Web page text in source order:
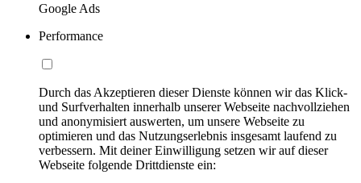
Google Ads
Performance
Durch das Akzeptieren dieser Dienste können wir das Klick-
und Surfverhalten innerhalb unserer Webseite nachvollziehen
und anonymisiert auswerten, um unsere Webseite zu
optimieren und das Nutzungserlebnis insgesamt laufend zu
verbessern. Mit deiner Einwilligung setzen wir auf dieser
Webseite folgende Drittdienste ein: